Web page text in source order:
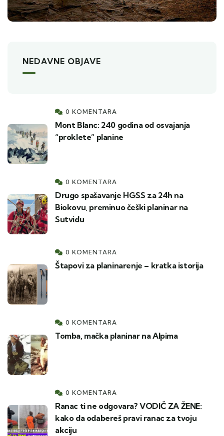
NEDAVNE OBJAVE
0 KOMENTARA
Mont Blanc: 240 godina od osvajanja
“proklete” planine
0 KOMENTARA
Drugo spašavanje HGSS za 24h na
Biokovu, preminuo češki planinar na
Sutvidu
0 KOMENTARA
Štapovi za planinarenje – kratka istorija
0 KOMENTARA
Tomba, mačka planinar na Alpima
0 KOMENTARA
Ranac ti ne odgovara? VODIČ ZA ŽENE:
kako da odabereš pravi ranac za tvoju
akciju